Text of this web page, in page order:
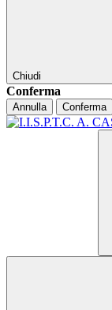
Chiudi
Conferma
Annulla Conferma